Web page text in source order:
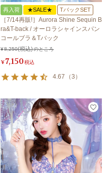
再入荷 ★SALE★ TバックSET
［7/14再販!］Aurora Shine Sequin B
ra&T-back / オーロラシャインスパン
コールブラ＆Tバック
¥8,250 のところ
¥7,150税込
4.67 （3 ）